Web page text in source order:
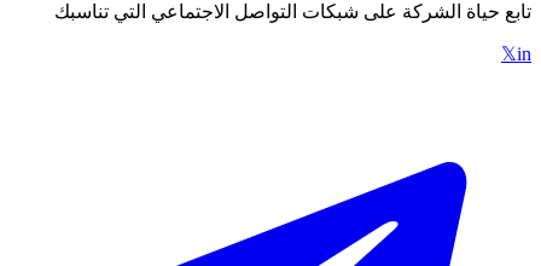
تابع حياة الشركة على شبكات التواصل الاجتماعي التي تناسبك
𝕏in